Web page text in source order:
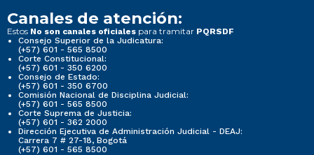
Canales de atención:
Estos No son canales oficiales para tramitar PQRSDF
Consejo Superior de la Judicatura:
(+57) 601 - 565 8500
Corte Constitucional:
(+57) 601 - 350 6200
Consejo de Estado:
(+57) 601 - 350 6700
Comisión Nacional de Disciplina Judicial:
(+57) 601 - 565 8500
Corte Suprema de Justicia:
(+57) 601 - 362 2000
Dirección Ejecutiva de Administración Judicial - DEAJ:
Carrera 7 # 27-18, Bogotá
(+57) 601 - 565 8500